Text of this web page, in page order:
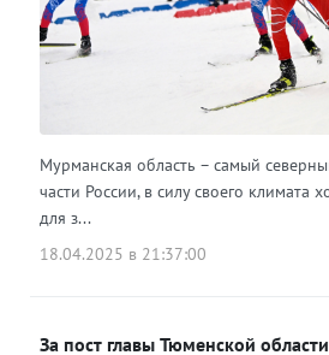
Мурманская область – самый
части России, в силу своего
для з...
18.04.2025 в 21:37:00
За пост главы Тюменской